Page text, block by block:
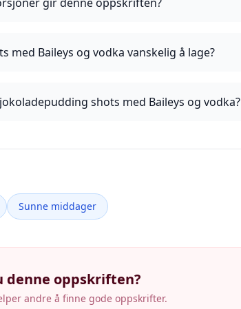
med Baileys og vodka vanskelig å lage?
shots med Baileys og vodka?
Sunne middager
denne oppskriften?
andre å finne gode oppskrifter.